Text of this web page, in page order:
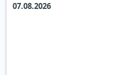
07.08.2026